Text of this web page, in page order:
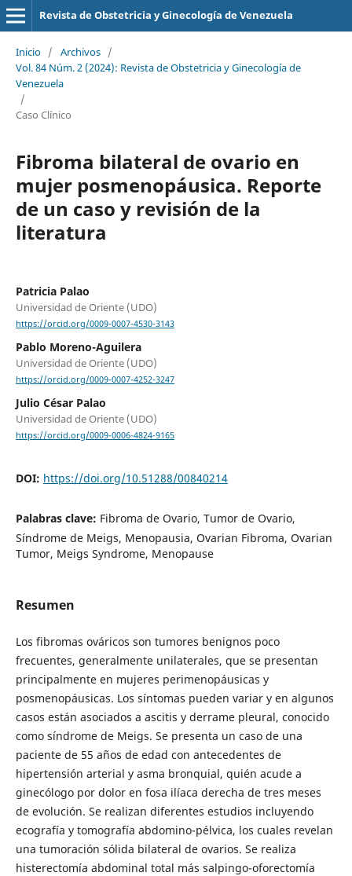
Revista de Obstetricia y Ginecología de Venezuela
Inicio / Archivos /
Vol. 84 Núm. 2 (2024): Revista de Obstetricia y Ginecología de
Venezuela
/
Caso Clínico
Fibroma bilateral de ovario en
mujer posmenopáusica. Reporte
de un caso y revisión de la
literatura
Patricia Palao
Universidad de Oriente (UDO)
https://orcid.org/0009-0007-4530-3143
Pablo Moreno-Aguilera
Universidad de Oriente (UDO)
https://orcid.org/0009-0007-4252-3247
Julio César Palao
Universidad de Oriente (UDO)
https://orcid.org/0009-0006-4824-9165
DOI: https://doi.org/10.51288/00840214
Palabras clave: Fibroma de Ovario, Tumor de Ovario,
Síndrome de Meigs, Menopausia, Ovarian Fibroma, Ovarian
Tumor, Meigs Syndrome, Menopause
Resumen
Los fibromas ováricos son tumores benignos poco
frecuentes, generalmente unilaterales, que se presentan
principalmente en mujeres perimenopáusicas y
posmenopáusicas. Los síntomas pueden variar y en algunos
casos están asociados a ascitis y derrame pleural, conocido
como síndrome de Meigs. Se presenta un caso de una
paciente de 55 años de edad con antecedentes de
hipertensión arterial y asma bronquial, quién acude a
ginecólogo por dolor en fosa ilíaca derecha de tres meses
de evolución. Se realizan diferentes estudios incluyendo
ecografía y tomografía abdomino-pélvica, los cuales revelan
una tumoración sólida bilateral de ovarios. Se realiza
histerectomía abdominal total más salpingo-oforectomía